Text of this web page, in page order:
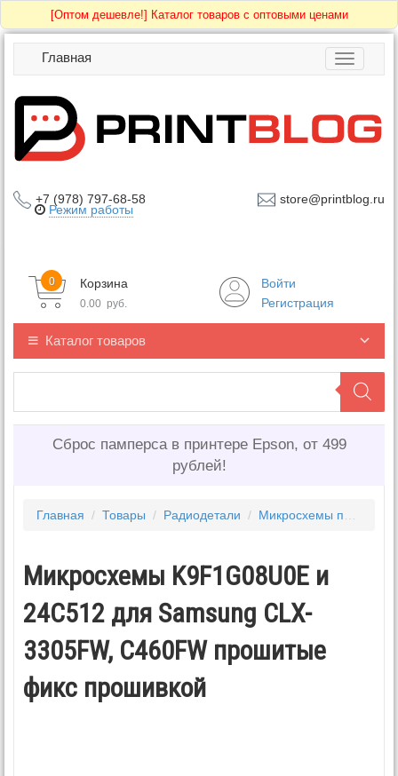
[Оптом дешевле!] Каталог товаров с оптовыми ценами
Toggle
Главная
+7 (978) 797-68-58 store@printblog.ru
Режим работы
Корзина
0
0.00 руб.
Войти
Регистрация
Каталог товаров
Сброс памперса в принтере Epson, от 499
рублей!
Главная / Товары / Радиодетали / Микросхемы прошитые для принтеров
Микросхемы K9F1G08U0E и
24C512 для Samsung CLX-
3305FW, C460FW прошитые
фикс прошивкой